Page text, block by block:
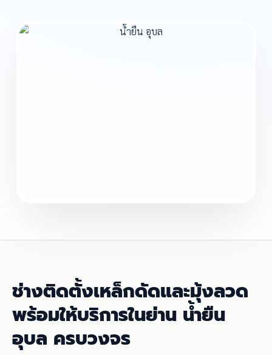
ช่างติดตั้งเหล็กดัดและมุ้งลวด
พร้อมให้บริการในย่าน น้ำยืน
อุบล ครบวงจร